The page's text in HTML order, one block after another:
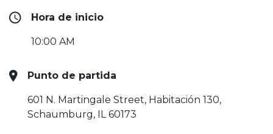
Hora de inicio
10:00 AM
Punto de partida
601 N. Martingale Street, Habitación 130,
Schaumburg, IL 60173